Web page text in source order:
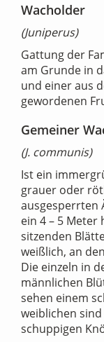
Wacholder
(Juniperus)
Gattung der
am Grunde in
und einer aus
gewordenen
Gemeiner
(J. communis)
Ist ein
grauer oder
ausgesperrten
ein 4 – 5 Meter
sitzenden
weißlich, an
Die einzeln in
männlichen
sehen einem
weiblichen
schuppigen